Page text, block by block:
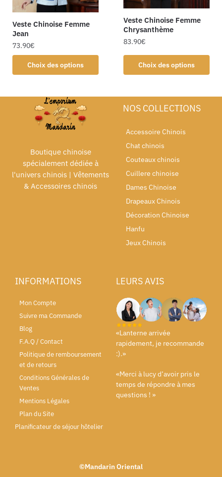
Veste Chinoise Femme
Jean
73.90€
Choix des options
Veste Chinoise Femme
Chrysanthème
83.90€
Choix des options
Boutique chinoise
spécialement dédiée à
l'univers chinois | Vêtements
& Accessoires chinois
NOS COLLECTIONS
Accessoire Chinois
Chat chinois
Couteaux chinois
Cuillere chinoise
Dames Chinoise
Drapeaux Chinois
Décoration Chinoise
Hanfu
Jeux Chinois
INFORMATIONS
Mon Compte
Suivre ma Commande
Blog
F.A.Q / Contact
Politique de remboursement
et de retours
Conditions Générales de
Ventes
Mentions Légales
Plan du Site
Planificateur de séjour hôtelier
LEURS AVIS
«Lanterne arrivée
rapidement, je recommande
:).»
«Merci à lucy d’avoir pris le
temps de répondre à mes
questions ! »
©Mandarin Oriental